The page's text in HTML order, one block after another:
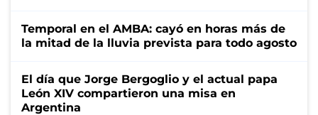
Temporal en el AMBA: cayó en horas más de
la mitad de la lluvia prevista para todo agosto
El día que Jorge Bergoglio y el actual papa
León XIV compartieron una misa en
Argentina